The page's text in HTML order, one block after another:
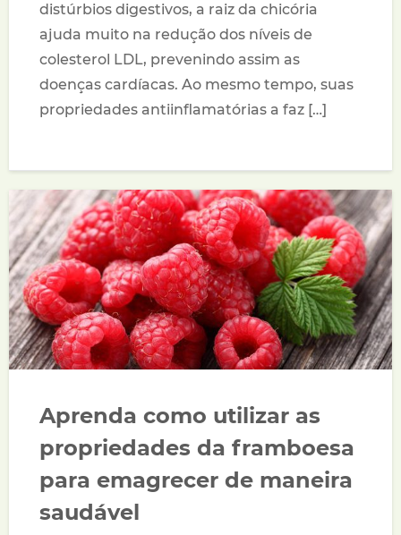
distúrbios digestivos, a raiz da chicória
ajuda muito na redução dos níveis de
colesterol LDL, prevenindo assim as
doenças cardíacas. Ao mesmo tempo, suas
propriedades antiinflamatórias a faz […]
Aprenda como utilizar as
propriedades da framboesa
para emagrecer de maneira
saudável